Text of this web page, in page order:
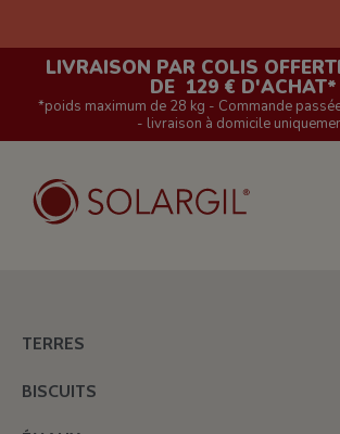
LIVRAISON PAR COLIS
DE 129 € D'ACHAT*
*poids maximum de 28 kg - Commande
- livraison à domicile
TERRES
BISCUITS